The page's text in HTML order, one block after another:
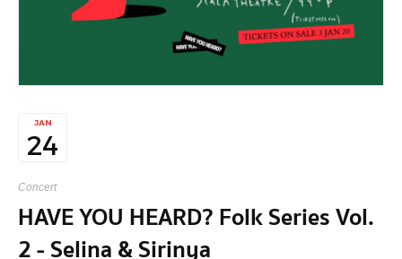
JAN
24
Concert
HAVE YOU HEARD? Folk Series Vol.
2 - Selina & Sirinya